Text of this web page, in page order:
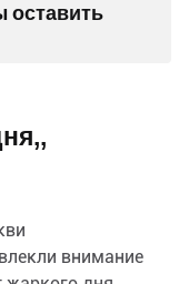
оставить
внимание